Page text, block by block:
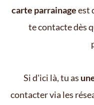
carte parrainageest
te contacte dès
Si d'ici là, tu as
contacter via les